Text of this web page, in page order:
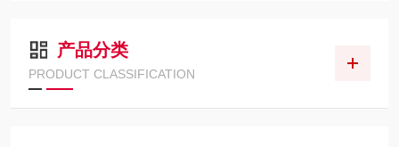
产品分类
PRODUCT CLASSIFICATION